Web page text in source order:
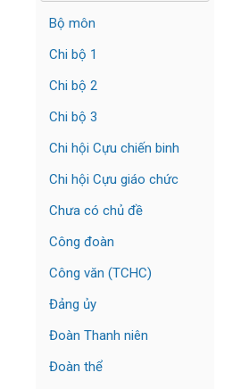
Bộ môn
Chi bộ 1
Chi bộ 2
Chi bộ 3
Chi hội Cựu chiến binh
Chi hội Cựu giáo chức
Chưa có chủ đề
Công đoàn
Công văn (TCHC)
Đảng ủy
Đoàn Thanh niên
Đoàn thể